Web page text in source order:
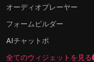
オーディオプレーヤー
フォームビルダー
AIチャットボ
全てのウィジェットを見る